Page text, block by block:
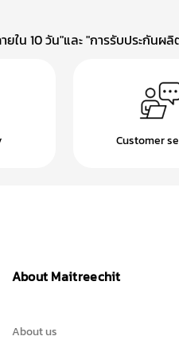
ใน 10 วัน"และ "การรับประกั
Customer
About Maitreechit
About us